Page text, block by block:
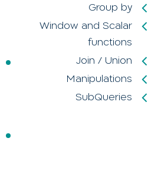
Group by
Window and Scalar
functions
Join / Union
Manipulations
SubQueries